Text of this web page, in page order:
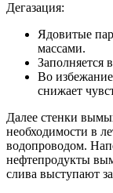
Дегазация:
Ядовитые
массами.
Заполняется
Во
снижает
Далее стенки
необходимости в
водопроводом.
нефтепродукты
слива выступают